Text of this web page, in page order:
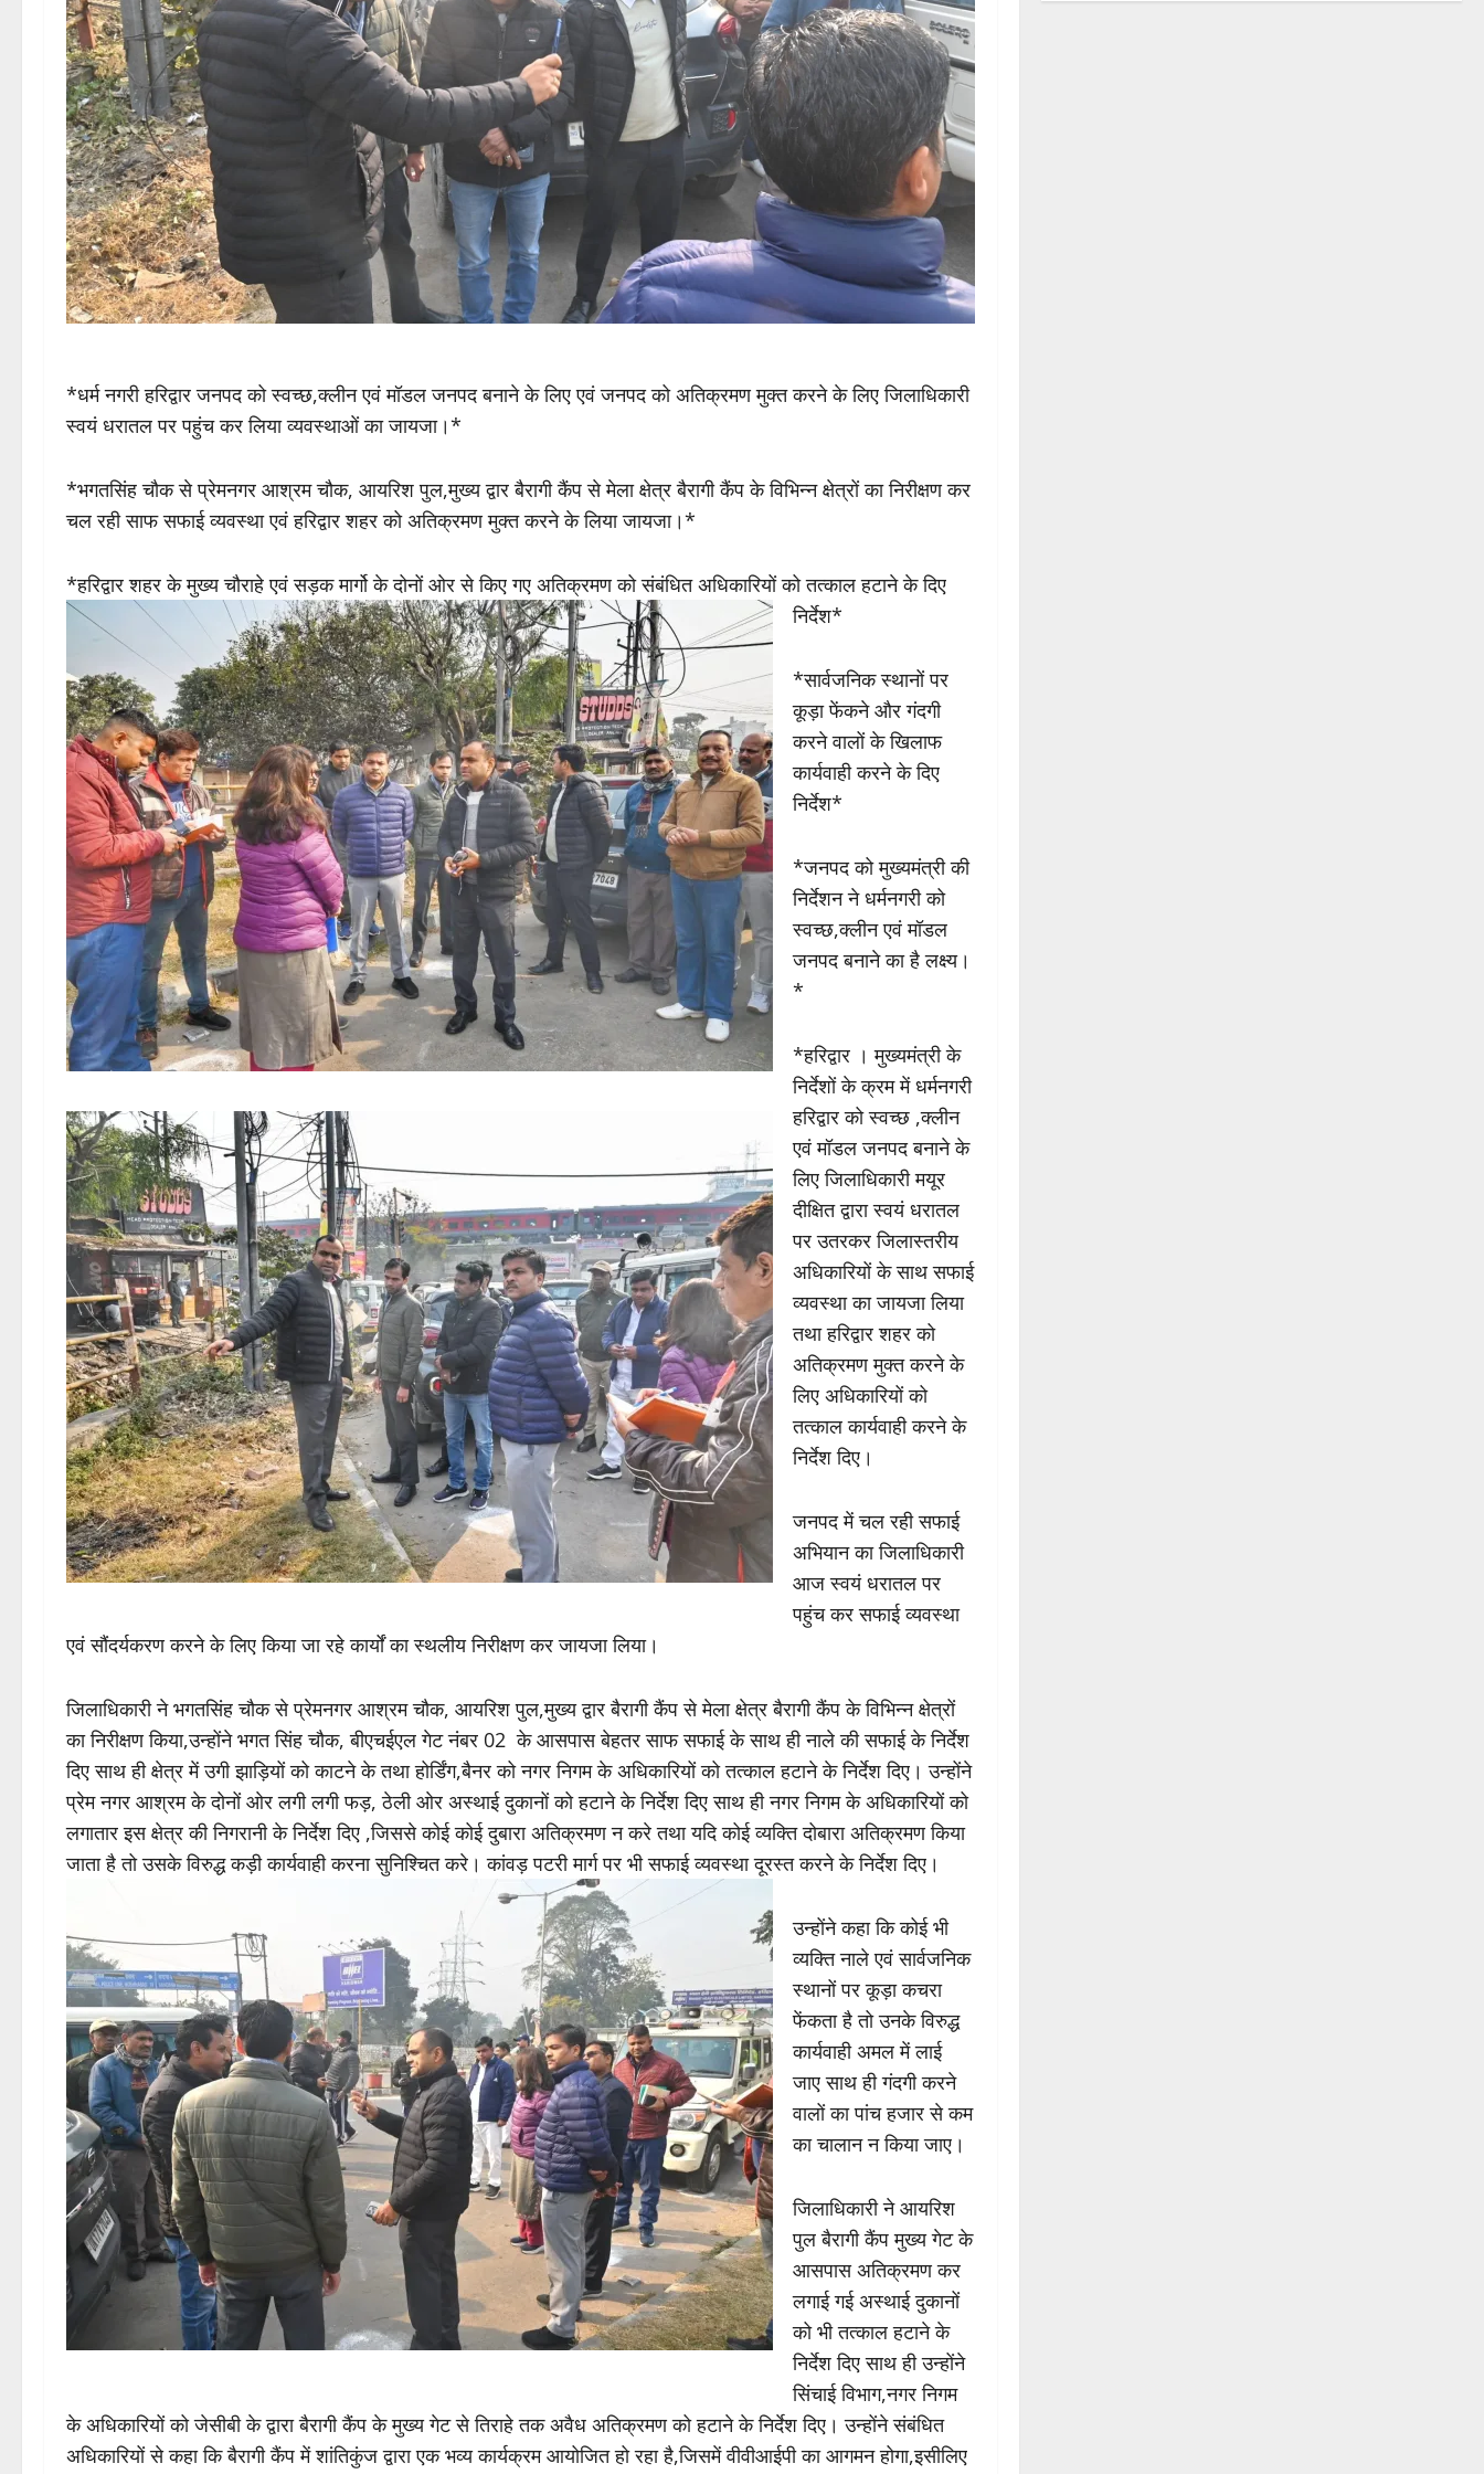
*धर्म नगरी हरिद्वार जनपद को स्वच्छ,क्लीन एवं मॉडल जनपद बनाने के लिए एवं जनपद को अतिक्रमण मुक्त करने के लिए जिलाधिकारी
स्वयं धरातल पर पहुंच कर लिया व्यवस्थाओं का जायजा।*
*भगतसिंह चौक से प्रेमनगर आश्रम चौक, आयरिश पुल,मुख्य द्वार बैरागी कैंप से मेला क्षेत्र बैरागी कैंप के विभिन्न क्षेत्रों का निरीक्षण कर
चल रही साफ सफाई व्यवस्था एवं हरिद्वार शहर को अतिक्रमण मुक्त करने के लिया जायजा।*
*हरिद्वार शहर के मुख्य चौराहे एवं सड़क मार्गो के दोनों ओर से किए गए अतिक्रमण को संबंधित अधिकारियों को तत्काल हटाने के दिए
निर्देश*
*सार्वजनिक स्थानों पर
कूड़ा फेंकने और गंदगी
करने वालों के खिलाफ
कार्यवाही करने के दिए
निर्देश*
*जनपद को मुख्यमंत्री की
निर्देशन ने धर्मनगरी को
स्वच्छ,क्लीन एवं मॉडल
जनपद बनाने का है लक्ष्य।
*
*हरिद्वार । मुख्यमंत्री के
निर्देशों के क्रम में धर्मनगरी
हरिद्वार को स्वच्छ ,क्लीन
एवं मॉडल जनपद बनाने के
लिए जिलाधिकारी मयूर
दीक्षित द्वारा स्वयं धरातल
पर उतरकर जिलास्तरीय
अधिकारियों के साथ सफाई
व्यवस्था का जायजा लिया
तथा हरिद्वार शहर को
अतिक्रमण मुक्त करने के
लिए अधिकारियों को
तत्काल कार्यवाही करने के
निर्देश दिए।
जनपद में चल रही सफाई
अभियान का जिलाधिकारी
आज स्वयं धरातल पर
पहुंच कर सफाई व्यवस्था
एवं सौंदर्यकरण करने के लिए किया जा रहे कार्यों का स्थलीय निरीक्षण कर जायजा लिया।
जिलाधिकारी ने भगतसिंह चौक से प्रेमनगर आश्रम चौक, आयरिश पुल,मुख्य द्वार बैरागी कैंप से मेला क्षेत्र बैरागी कैंप के विभिन्न क्षेत्रों
का निरीक्षण किया,उन्होंने भगत सिंह चौक, बीएचईएल गेट नंबर 02 के आसपास बेहतर साफ सफाई के साथ ही नाले की सफाई के निर्देश
दिए साथ ही क्षेत्र में उगी झाड़ियों को काटने के तथा होर्डिंग,बैनर को नगर निगम के अधिकारियों को तत्काल हटाने के निर्देश दिए। उन्होंने
प्रेम नगर आश्रम के दोनों ओर लगी लगी फड़, ठेली ओर अस्थाई दुकानों को हटाने के निर्देश दिए साथ ही नगर निगम के अधिकारियों को
लगातार इस क्षेत्र की निगरानी के निर्देश दिए ,जिससे कोई कोई दुबारा अतिक्रमण न करे तथा यदि कोई व्यक्ति दोबारा अतिक्रमण किया
जाता है तो उसके विरुद्ध कड़ी कार्यवाही करना सुनिश्चित करे। कांवड़ पटरी मार्ग पर भी सफाई व्यवस्था दूरस्त करने के निर्देश दिए।
उन्होंने कहा कि कोई भी
व्यक्ति नाले एवं सार्वजनिक
स्थानों पर कूड़ा कचरा
फेंकता है तो उनके विरुद्ध
कार्यवाही अमल में लाई
जाए साथ ही गंदगी करने
वालों का पांच हजार से कम
का चालान न किया जाए।
जिलाधिकारी ने आयरिश
पुल बैरागी कैंप मुख्य गेट के
आसपास अतिक्रमण कर
लगाई गई अस्थाई दुकानों
को भी तत्काल हटाने के
निर्देश दिए साथ ही उन्होंने
सिंचाई विभाग,नगर निगम
के अधिकारियों को जेसीबी के द्वारा बैरागी कैंप के मुख्य गेट से तिराहे तक अवैध अतिक्रमण को हटाने के निर्देश दिए। उन्होंने संबंधित
अधिकारियों से कहा कि बैरागी कैंप में शांतिकुंज द्वारा एक भव्य कार्यक्रम आयोजित हो रहा है,जिसमें वीवीआईपी का आगमन होगा,इसीलिए